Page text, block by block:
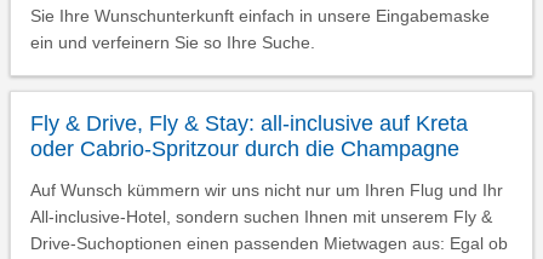
Sie Ihre Wunschunterkunft einfach in unsere Eingabemaske
ein und verfeinern Sie so Ihre Suche.
Fly & Drive, Fly & Stay: all-inclusive auf Kreta
oder Cabrio-Spritzour durch die Champagne
Auf Wunsch kümmern wir uns nicht nur um Ihren Flug und Ihr
All-inclusive-Hotel, sondern suchen Ihnen mit unserem Fly &
Drive-Suchoptionen einen passenden Mietwagen aus: Egal ob